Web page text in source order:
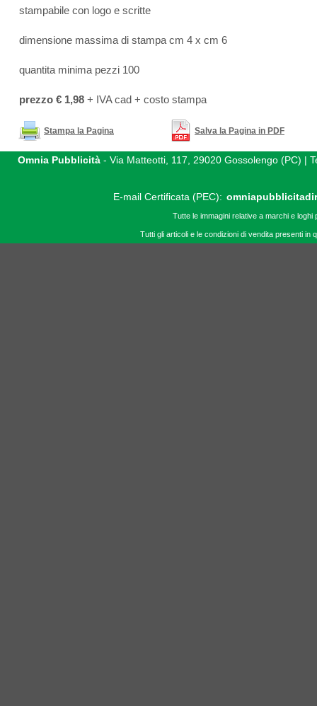
stampabile con logo e scritte
dimensione massima di stampa cm 4 x cm 6
quantita minima pezzi 100
prezzo € 1,98+ IVA cad + costo stampa
Stampa la Pagina Salva la Pagina in PDF
Omnia Pubblicità- Via Matteotti, 117, 29020 Gossolengo (PC) |
E-mail Certificata (PEC):
Tutte le immagini relative a marchi e
Tutti gli articoli e le condizioni di vendita presenti in